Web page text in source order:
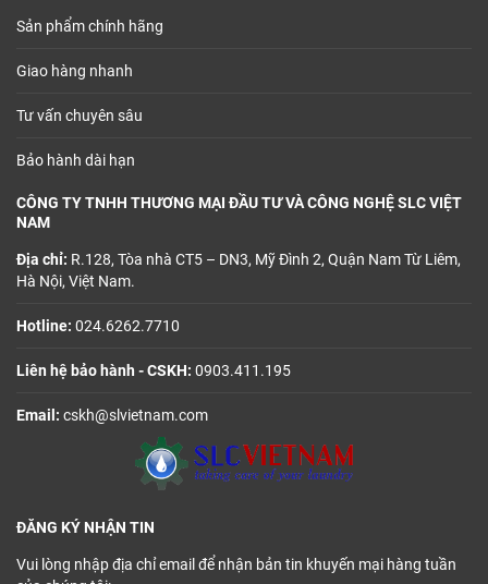
Sản phẩm chính hãng
Giao hàng nhanh
Tư vấn chuyên sâu
Bảo hành dài hạn
CÔNG TY TNHH THƯƠNG MẠI ĐẦU TƯ VÀ CÔNG NGHỆ SLC VIỆT
NAM
Địa chỉ: R.128, Tòa nhà CT5 – DN3, Mỹ Đình 2, Quận Nam Từ Liêm,
Hà Nội, Việt Nam.
Hotline: 024.6262.7710
Liên hệ bảo hành - CSKH: 0903.411.195
Email: cskh@slvietnam.com
ĐĂNG KÝ NHẬN TIN
Vui lòng nhập địa chỉ email để nhận bản tin khuyến mại hàng tuần